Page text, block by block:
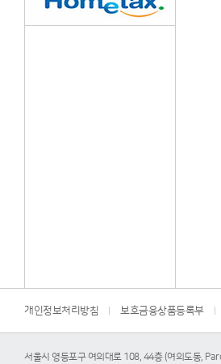
개인정보처리방침 보호금융상품등록부
서울시 영등포구 여의대로 108, 44층 (여의도동,